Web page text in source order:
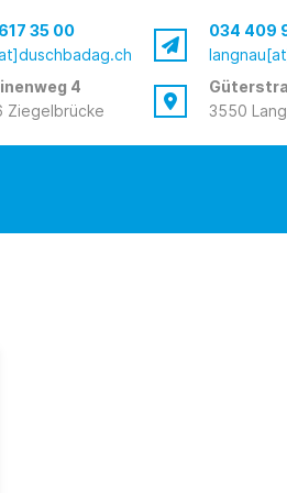
35 00
034 409
4
Ziegelbrücke
3550